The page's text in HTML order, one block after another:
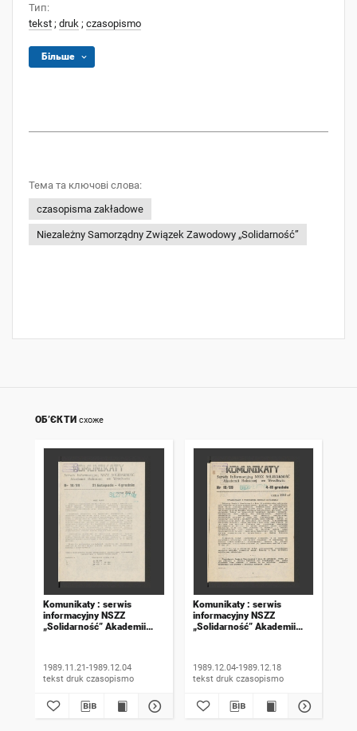
Тип:
tekst ; druk ; czasopismo
Більше
Тема та ключові слова:
czasopisma zakładowe
Niezależny Samorządny Związek Zawodowy „Solidarność”
ОБ’ЄКТИ схоже
Komunikaty : serwis
informacyjny NSZZ
„Solidarność” Akademii
1989.11.21-1989.12.04
tekst druk czasopismo
Komunikaty : serwis
informacyjny NSZZ
„Solidarność” Akademii
1989.12.04-1989.12.18
tekst druk czasopismo